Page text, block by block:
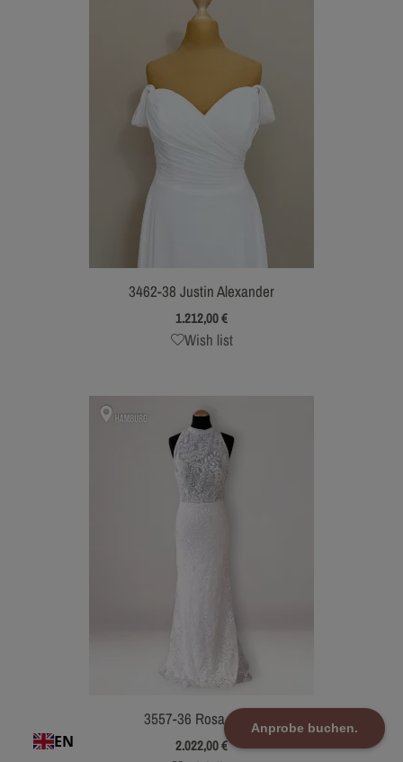
Anprobe buchen.
3462-38 Justin Alexander
1.212,00€
Wish list
3557-36 Rosa Clara
2.022,00€
EN